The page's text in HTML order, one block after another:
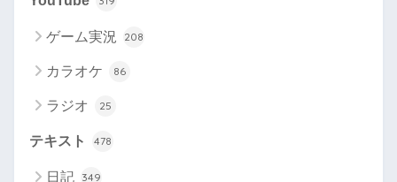
ゲーム実況 208
カラオケ 86
ラジオ 25
テキスト 478
日記 349